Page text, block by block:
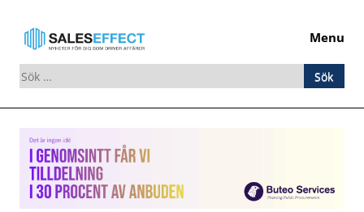
Menu
Sök
efter:
Skip
to
content